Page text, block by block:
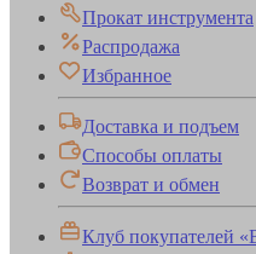
Прокат инструмента
Распродажа
Избранное
Доставка и подъем
Способы оплаты
Возврат и обмен
Клуб покупателей